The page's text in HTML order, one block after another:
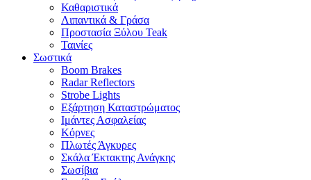
Καθαριστικά
Λιπαντικά & Γράσα
Προστασία Ξύλου Teak
Ταινίες
Σωστικά
Boom Brakes
Radar Reflectors
Strobe Lights
Εξάρτηση Καταστρώματος
Ιμάντες Ασφαλείας
Κόρνες
Πλωτές Άγκυρες
Σκάλα Έκτακτης Ανάγκης
Σωσίβια